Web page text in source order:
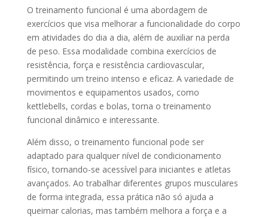
O treinamento funcional é uma abordagem de
exercícios que visa melhorar a funcionalidade do corpo
em atividades do dia a dia, além de auxiliar na perda
de peso. Essa modalidade combina exercícios de
resistência, força e resistência cardiovascular,
permitindo um treino intenso e eficaz. A variedade de
movimentos e equipamentos usados, como
kettlebells, cordas e bolas, torna o treinamento
funcional dinâmico e interessante.
Além disso, o treinamento funcional pode ser
adaptado para qualquer nível de condicionamento
físico, tornando-se acessível para iniciantes e atletas
avançados. Ao trabalhar diferentes grupos musculares
de forma integrada, essa prática não só ajuda a
queimar calorias, mas também melhora a força e a